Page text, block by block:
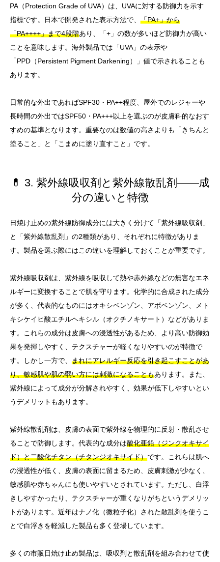
PA（Protection Grade of UVA）は、UVAに対する防御力を示す
指標です。日本で開発された表示方法で、 「PA+」から
「PA++++」まで4段階あり、「+」の数が多いほど防御力が高い
ことを意味します。海外製品では「UVA」の表示や
「PPD（Persistent Pigment Darkening）」値で示されることも
あります。
日常的な外出であればSPF30・PA++程度、屋外でのレジャーや
長時間の外出ではSPF50・PA+++以上を選ぶのが皮膚科的なおす
すめの基準となります。重要なのは数値の高さよりも「きちんと
塗ること」と「こまめに塗り直すこと」です。
💊 3. 紫外線吸収剤と紫外線散乱剤——成
分の違いと特徴
日焼け止めの紫外線防御成分には大きく分けて「紫外線吸収剤」
と「紫外線散乱剤」の2種類があり、それぞれに特徴がありま
す。製品を選ぶ際にはこの違いを理解しておくことが重要です。
紫外線吸収剤は、紫外線を吸収して熱や赤外線などの無害なエネ
ルギーに変換することで肌を守ります。化学的に合成された成分
が多く、代表的なものにはオキシベンゾン、アボベンゾン、メト
キシケイヒ酸エチルヘキシル（オクチノキサート）などがありま
す。これらの成分は皮膚への浸透性があるため、より高い防御効
果を発揮しやすく、テクスチャーが軽くなりやすいのが特徴で
す。しかし一方で、 まれにアレルギー反応を引き起こすことがあ
り、敏感肌や肌の弱い方には刺激になることもあります。また、
紫外線によって成分が分解されやすく、効果が低下しやすいとい
うデメリットもあります。
紫外線散乱剤は、皮膚の表面で紫外線を物理的に反射・散乱させ
ることで防御します。代表的な成分は酸化亜鉛（ジンクオキサイ
ド）と二酸化チタン（チタンジオキサイド）です。これらは肌へ
の浸透性が低く、皮膚の表面に留まるため、皮膚刺激が少なく、
敏感肌や赤ちゃんにも使いやすいとされています。ただし、白浮
きしやすかったり、テクスチャーが重くなりがちというデメリッ
トがあります。近年はナノ化（微粒子化）された散乱剤を使うこ
とで白浮きを軽減した製品も多く登場しています。
多くの市販日焼け止め製品は、吸収剤と散乱剤を組み合わせて使